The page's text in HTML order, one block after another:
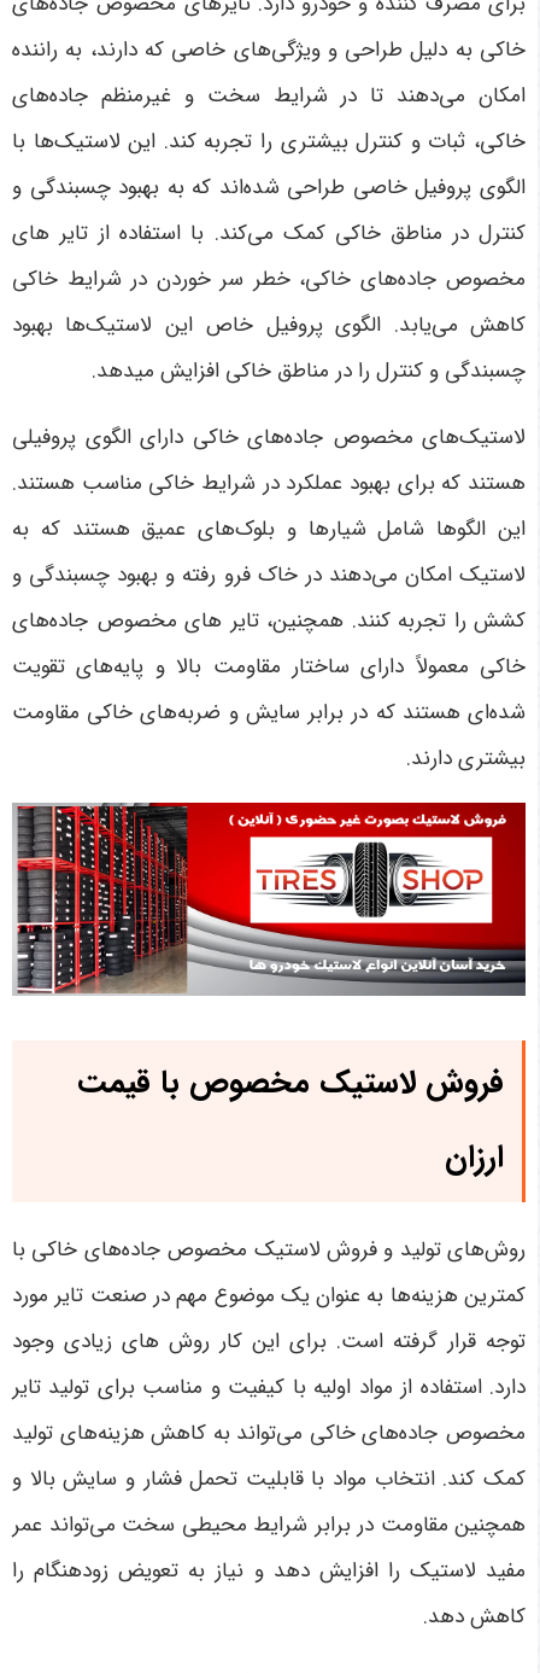
خاکی به دلیل طراحی و ویژگی‌های خاصی که دارند، به راننده
امکان می‌دهند تا در شرایط سخت و غیرمنظم جاده‌های
خاکی، ثبات و کنترل بیشتری را تجربه کند. این لاستیک‌ها با
الگوی پروفیل خاصی طراحی شده‌اند که به بهبود چسبندگی و
کنترل در مناطق خاکی کمک می‌کند. با استفاده از تایر های
مخصوص جاده‌های خاکی، خطر سر خوردن در شرایط خاکی
کاهش می‌یابد. الگوی پروفیل خاص این لاستیک‌ها بهبود
چسبندگی و کنترل را در مناطق خاکی افزایش میدهد.
لاستیک‌های مخصوص جاده‌های خاکی دارای الگوی پروفیلی
هستند که برای بهبود عملکرد در شرایط خاکی مناسب هستند.
این الگوها شامل شیارها و بلوک‌های عمیق هستند که به
لاستیک امکان می‌دهند در خاک فرو رفته و بهبود چسبندگی و
کشش را تجربه کنند. همچنین، تایر های مخصوص جاده‌های
خاکی معمولاً دارای ساختار مقاومت بالا و پایه‌های تقویت
شده‌ای هستند که در برابر سایش و ضربه‌های خاکی مقاومت
بیشتری دارند.
فروش لاستیک مخصوص با قیمت
ارزان
روش‌های تولید و فروش لاستیک مخصوص جاده‌های خاکی با
کمترین هزینه‌ها به عنوان یک موضوع مهم در صنعت تایر مورد
توجه قرار گرفته است. برای این کار روش های زیادی وجود
دارد. استفاده از مواد اولیه با کیفیت و مناسب برای تولید تایر
مخصوص جاده‌های خاکی می‌تواند به کاهش هزینه‌های تولید
کمک کند. انتخاب مواد با قابلیت تحمل فشار و سایش بالا و
همچنین مقاومت در برابر شرایط محیطی سخت می‌تواند عمر
مفید لاستیک را افزایش دهد و نیاز به تعویض زودهنگام را
کاهش دهد.